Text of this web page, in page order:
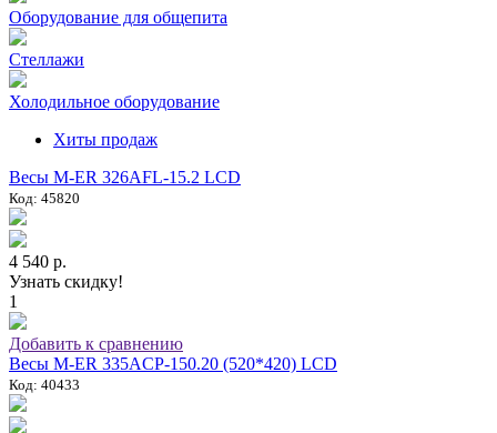
Оборудование для общепита
Стеллажи
Холодильное оборудование
Хиты продаж
Весы M-ER 326AFL-15.2 LCD
Код: 45820
4 540 р.
Узнать скидку!
1
Добавить к сравнению
Весы M-ER 335ACP-150.20 (520*420) LCD
Код: 40433